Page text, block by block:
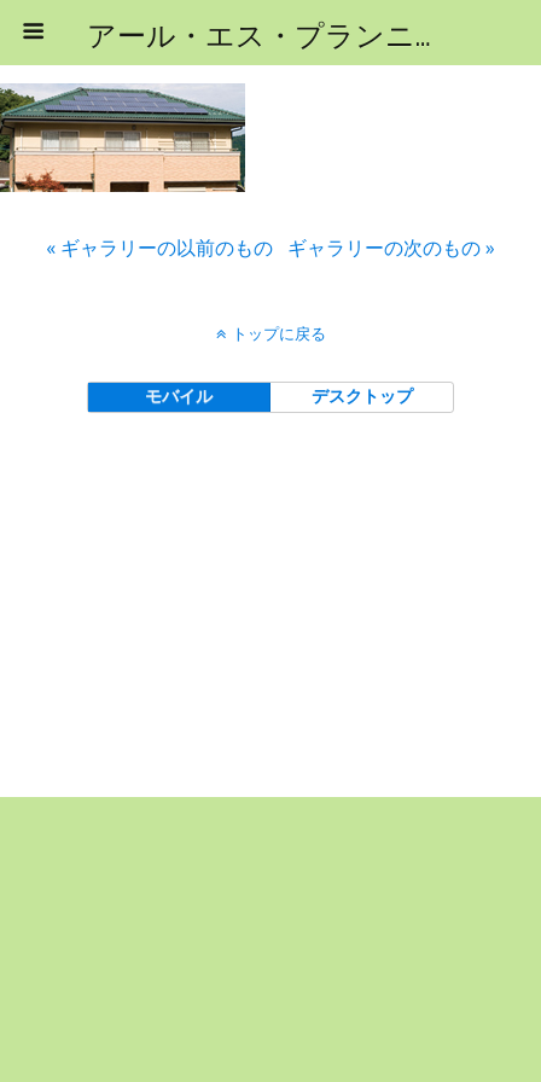
アール・エス・プランニング
« ギャラリーの以前のもの ギャラリーの次のもの »
トップに戻る
モバイル デスクトップ